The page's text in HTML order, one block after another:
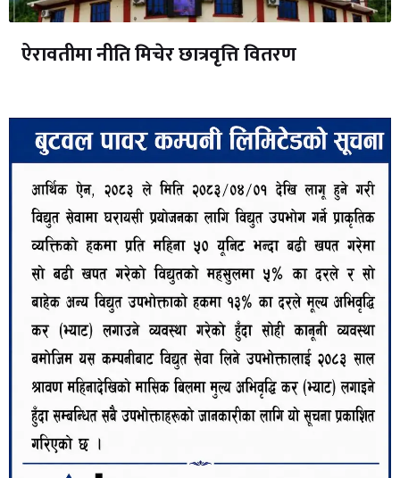
ऐरावतीमा नीति मिचेर छात्रवृत्ति वितरण